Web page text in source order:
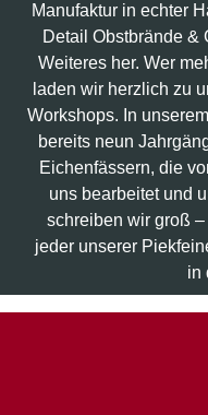
Manufaktur in echter
Detail Obstbrände &
Weiteres her. Wer
laden wir herzlich zu
Workshops. In
bereits neun
Eichenfässern, die
uns bearbeitet und
schreiben wir groß
jeder unserer
in